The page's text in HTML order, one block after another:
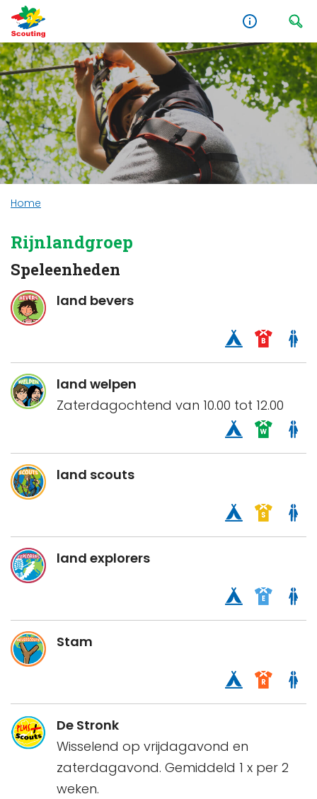
Home
Rijnlandgroep
Speleenheden
land bevers
land welpen
Zaterdagochtend van 10.00 tot 12.00
land scouts
land explorers
Stam
De Stronk
Wisselend op vrijdagavond en
zaterdagavond. Gemiddeld 1 x per 2
weken.